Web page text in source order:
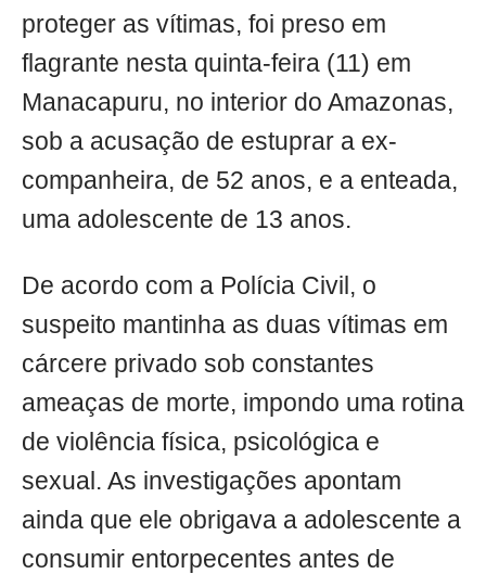
proteger as vítimas, foi preso em
flagrante nesta quinta-feira (11) em
Manacapuru, no interior do Amazonas,
sob a acusação de estuprar a ex-
companheira, de 52 anos, e a enteada,
uma adolescente de 13 anos.
De acordo com a Polícia Civil, o
suspeito mantinha as duas vítimas em
cárcere privado sob constantes
ameaças de morte, impondo uma rotina
de violência física, psicológica e
sexual. As investigações apontam
ainda que ele obrigava a adolescente a
consumir entorpecentes antes de